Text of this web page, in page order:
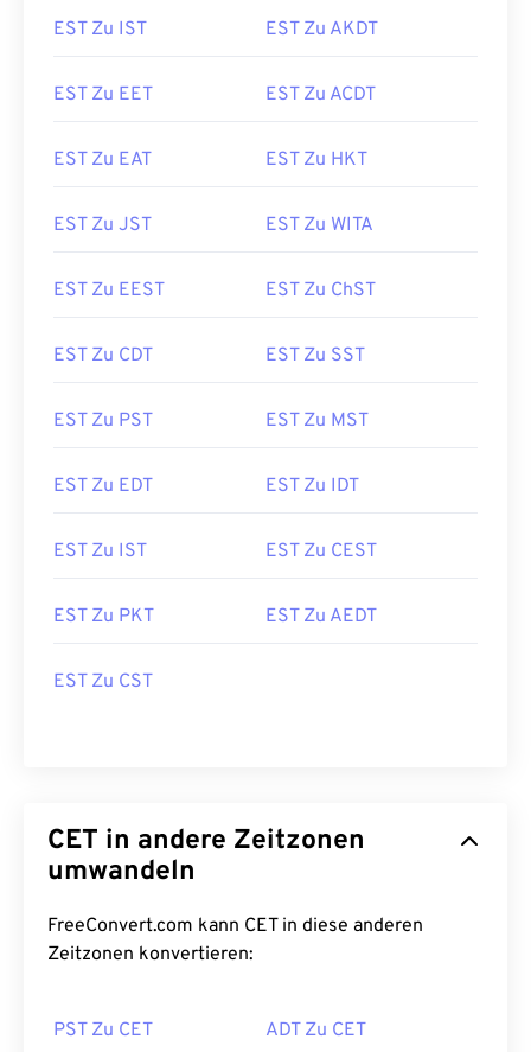
EST Zu IST EST Zu AKDT
EST Zu EET EST Zu ACDT
EST Zu EAT EST Zu HKT
EST Zu JST EST Zu WITA
EST Zu EEST EST Zu ChST
EST Zu CDT EST Zu SST
EST Zu PST EST Zu MST
EST Zu EDT EST Zu IDT
EST Zu IST EST Zu CEST
EST Zu PKT EST Zu AEDT
EST Zu CST
CET in andere Zeitzonen
umwandeln
FreeConvert.com kann CET in diese anderen
Zeitzonen konvertieren:
PST Zu CET ADT Zu CET